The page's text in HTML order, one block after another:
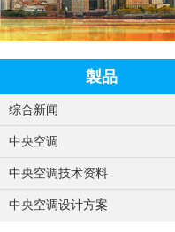
製品
综合新闻
中央空调
中央空调技术资料
中央空调设计方案